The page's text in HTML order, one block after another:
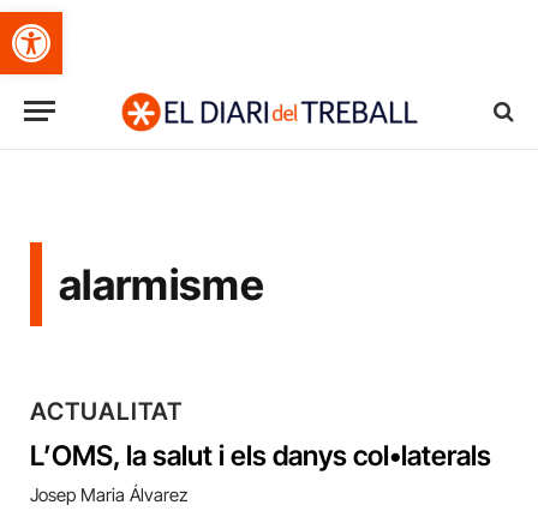
Obre la barra d'eines
alarmisme
ACTUALITAT
L’OMS, la salut i els danys col•laterals
Josep Maria Álvarez